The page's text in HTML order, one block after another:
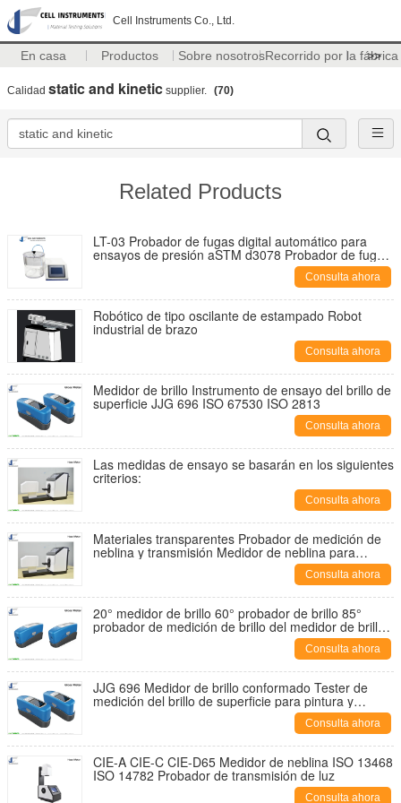
Cell Instruments Co., Ltd.
En casa Productos Sobre nosotrosRecorrido por la fábrica
>>
Calidad static and kinetic supplier. (70)
Related Products
LT-03 Probador de fugas digital automático para
ensayos de presión aSTM d3078 Probador de fugas
Consulta ahora
Robótico de tipo oscilante de estampado Robot
industrial de brazo
Consulta ahora
Medidor de brillo Instrumento de ensayo del brillo de
superficie JJG 696 ISO 67530 ISO 2813
Consulta ahora
Las medidas de ensayo se basarán en los siguientes
criterios:
Consulta ahora
Materiales transparentes Probador de medición de
neblina y transmisión Medidor de neblina para
Consulta ahora
20° medidor de brillo 60° probador de brillo 85°
probador de medición de brillo del medidor de brillo
ASTM D 523, JIS Z8741, BS 3900 Parte D5, JJG696
Consulta ahora
JJG 696 Medidor de brillo conformado Tester de
medición del brillo de superficie para pintura y
Consulta ahora
CIE-A CIE-C CIE-D65 Medidor de neblina ISO 13468
ISO 14782 Probador de transmisión de luz
Consulta ahora